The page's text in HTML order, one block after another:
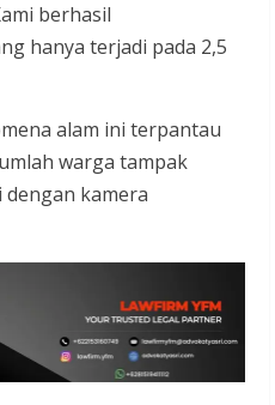
berhasil
hanya terjadi pada 2,5
alam ini terpantau
warga tampak
kamera